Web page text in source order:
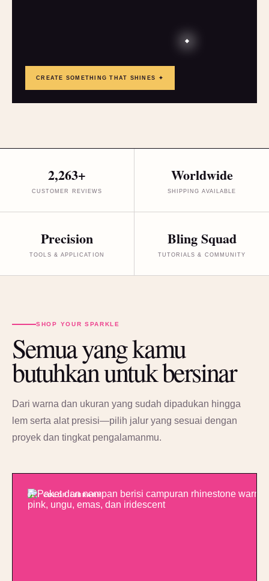
CREATE SOMETHING THAT SHINES ✦
2,263+
CUSTOMER REVIEWS
Worldwide
SHIPPING AVAILABLE
Precision
TOOLS & APPLICATION
Bling Squad
TUTORIALS & COMMUNITY
SHOP YOUR SPARKLE
Semua yang kamu
butuhkan untuk bersinar
Dari warna dan ukuran yang sudah dipadukan hingga
lem serta alat presisi—pilih jalur yang sesuai dengan
proyek dan tingkat pengalamanmu.
01 / COLOR LIBRARY